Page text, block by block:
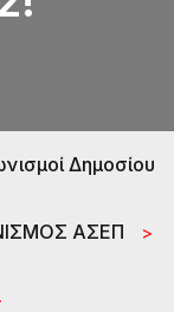
Δημοσίου
ΑΣΕΠ >